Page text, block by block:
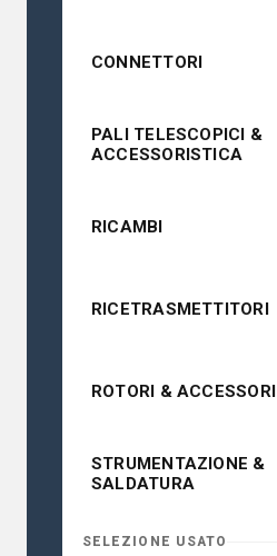
CONNETTORI
PALI TELESCOPICI &
ACCESSORISTICA
RICAMBI
RICETRASMETTITORI
ROTORI & ACCESSORI
STRUMENTAZIONE &
SALDATURA
SELEZIONE USATO